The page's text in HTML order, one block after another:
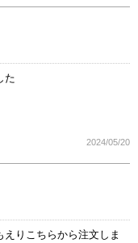
た
2024/05/20
りこちらから注文しま